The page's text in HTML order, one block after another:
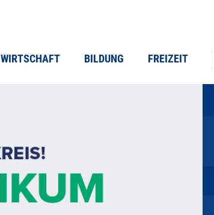
WIRTSCHAFT BILDUNG FREIZEIT